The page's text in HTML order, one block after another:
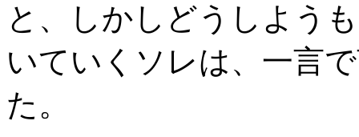
と、しかしどうしよう
いていくソレは、一言
た。